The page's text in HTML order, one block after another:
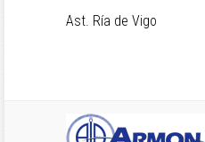
Ast. Ría de Vigo